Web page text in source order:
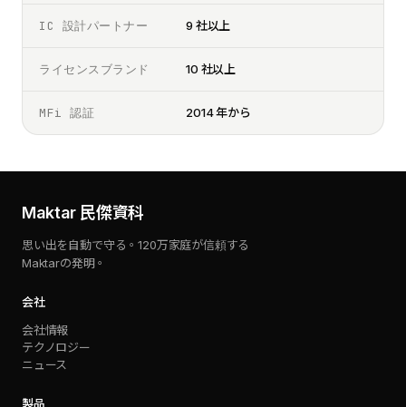
IC 設計パートナー 9 社以上
ライセンスブランド 10 社以上
MFi 認証 2014 年から
Maktar 民傑資科
思い出を自動で守る。120万家庭が信頼する
Maktarの発明。
会社
会社情報
テクノロジー
ニュース
製品